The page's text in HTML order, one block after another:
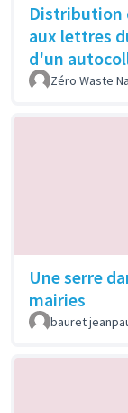
Distribution
aux lettres
d'un
Zéro Waste
Une serre
mairies
bauret